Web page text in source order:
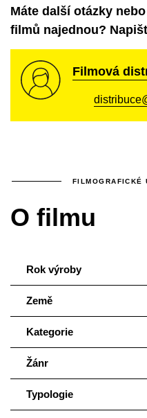
Máte další otázky
filmů najednou?
Filmová
FILMOGRAFICKÉ
O filmu
Rok výroby
Země
Kategorie
Žánr
Typologie